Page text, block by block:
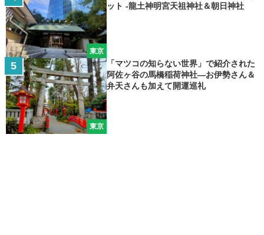
東京
ット -龍土神明宮天祖神社＆朝日神社
東京
「マツコの知らない世界」で紹介された
阿佐ヶ谷の馬橋稲荷神社―お伊勢さん＆
弁天さんも加えて開運巡礼